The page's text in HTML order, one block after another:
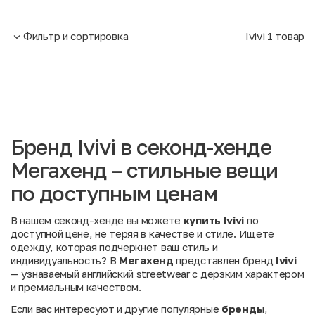
Фильтр и сортировка Ivivi 1 товар
Бренд Ivivi в секонд-хенде
Мегахенд – стильные вещи
по доступным ценам
В нашем секонд-хенде вы можете купить Ivivi по
доступной цене, не теряя в качестве и стиле. Ищете
одежду, которая подчеркнет ваш стиль и
индивидуальность? В Мегахенд представлен бренд Ivivi
— узнаваемый английский streetwear с дерзким характером
и премиальным качеством.
Если вас интересуют и другие популярные бренды,